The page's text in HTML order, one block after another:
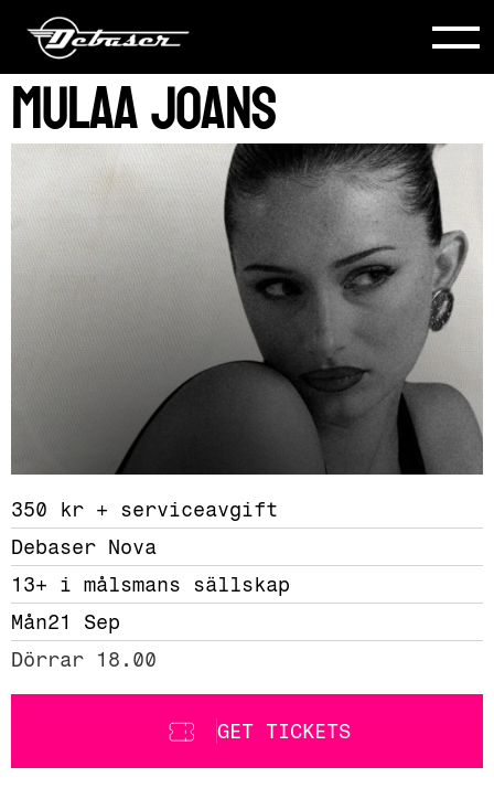
Mulaa Joans
350 kr + serviceavgift
Debaser Nova
13+ i målsmans sällskap
Mån21 Sep
Dörrar 18.00
GET TICKETS